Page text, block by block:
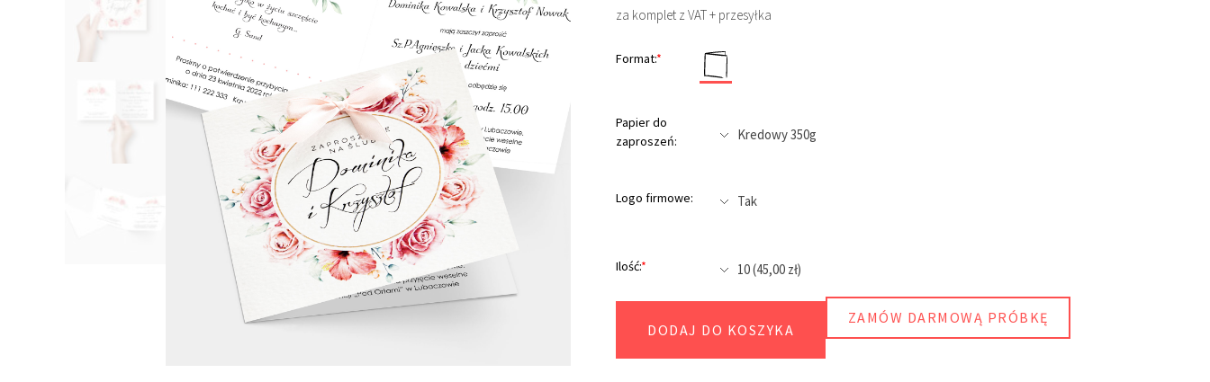
za komplet z VAT + przesyłka
Format:*
Papier do
zaproszeń:
Logo firmowe:
Ilość:*
DODAJ DO KOSZYKA
ZAMÓW DARMOWĄ PRÓBKĘ